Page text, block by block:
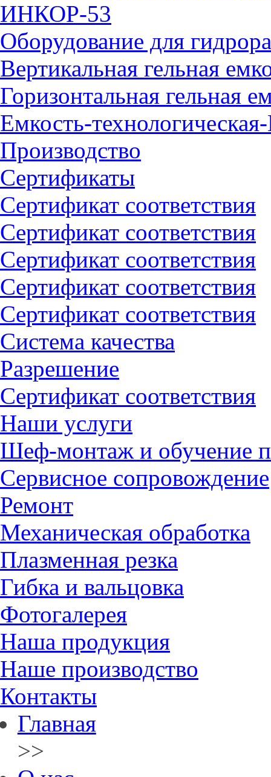
ИНКОР-53
Оборудование для
Вертикальная гельная
Горизонтальная гельная
Емкость-
Производство
Сертификаты
Сертификат соответствия
Сертификат соответствия
Сертификат соответствия
Сертификат соответствия
Сертификат соответствия
Система качества
Разрешение
Сертификат соответствия
Наши услуги
Шеф-монтаж и обучение
Сервисное сопровождение
Ремонт
Механическая обработка
Плазменная резка
Гибка и вальцовка
Фотогалерея
Наша продукция
Наше производство
Контакты
Главная
>>